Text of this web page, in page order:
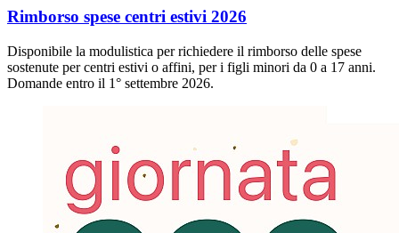
Rimborso spese centri estivi 2026
Disponibile la modulistica per richiedere il rimborso delle spese
sostenute per centri estivi o affini, per i figli minori da 0 a 17 anni.
Domande entro il 1° settembre 2026.